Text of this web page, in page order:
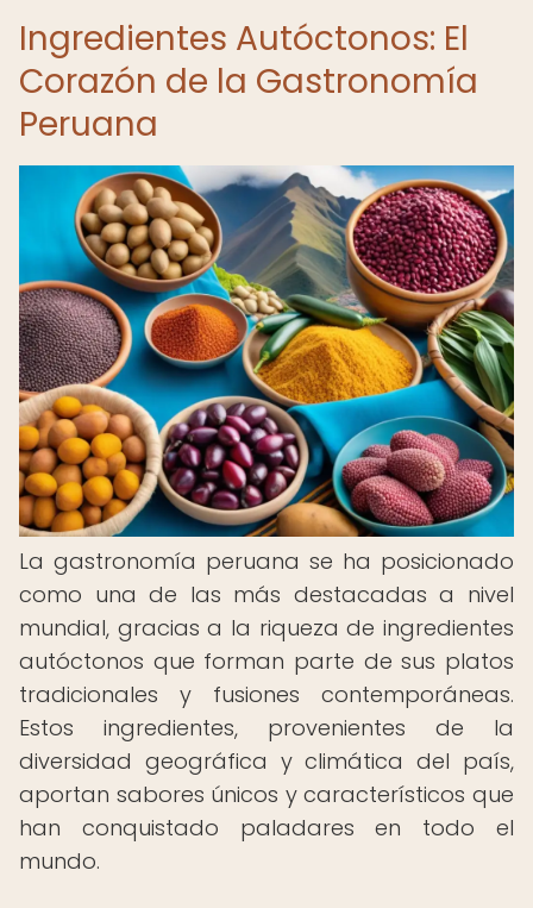
Ingredientes Autóctonos: El
Corazón de la Gastronomía
Peruana
La gastronomía peruana se ha posicionado
como una de las más destacadas a nivel
mundial, gracias a la riqueza de ingredientes
autóctonos que forman parte de sus platos
tradicionales y fusiones contemporáneas.
Estos ingredientes, provenientes de la
diversidad geográfica y climática del país,
aportan sabores únicos y característicos que
han conquistado paladares en todo el
mundo.